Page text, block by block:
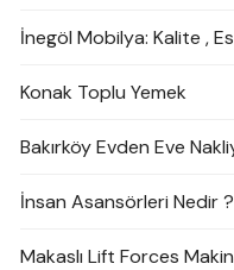
İnegöl Mobilya: Kalite ,
Konak Toplu Yemek
Bakırköy Evden Eve
İnsan Asansörleri Nedir ?
Makaslı Lift Forces